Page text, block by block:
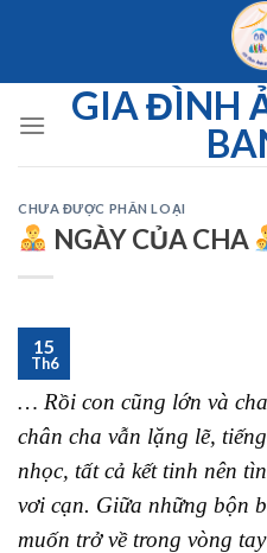
GIA ĐÌNH
CHƯA ĐƯỢC PHÂN LOẠI
NGÀY CỦA CHA
15
Th6
… Rồi con cũng lớn và
chân cha vẫn lặng lẽ,
nhọc, tất cả kết tinh nên
vơi cạn. Giữa những bộn
muốn trở về trong vòng